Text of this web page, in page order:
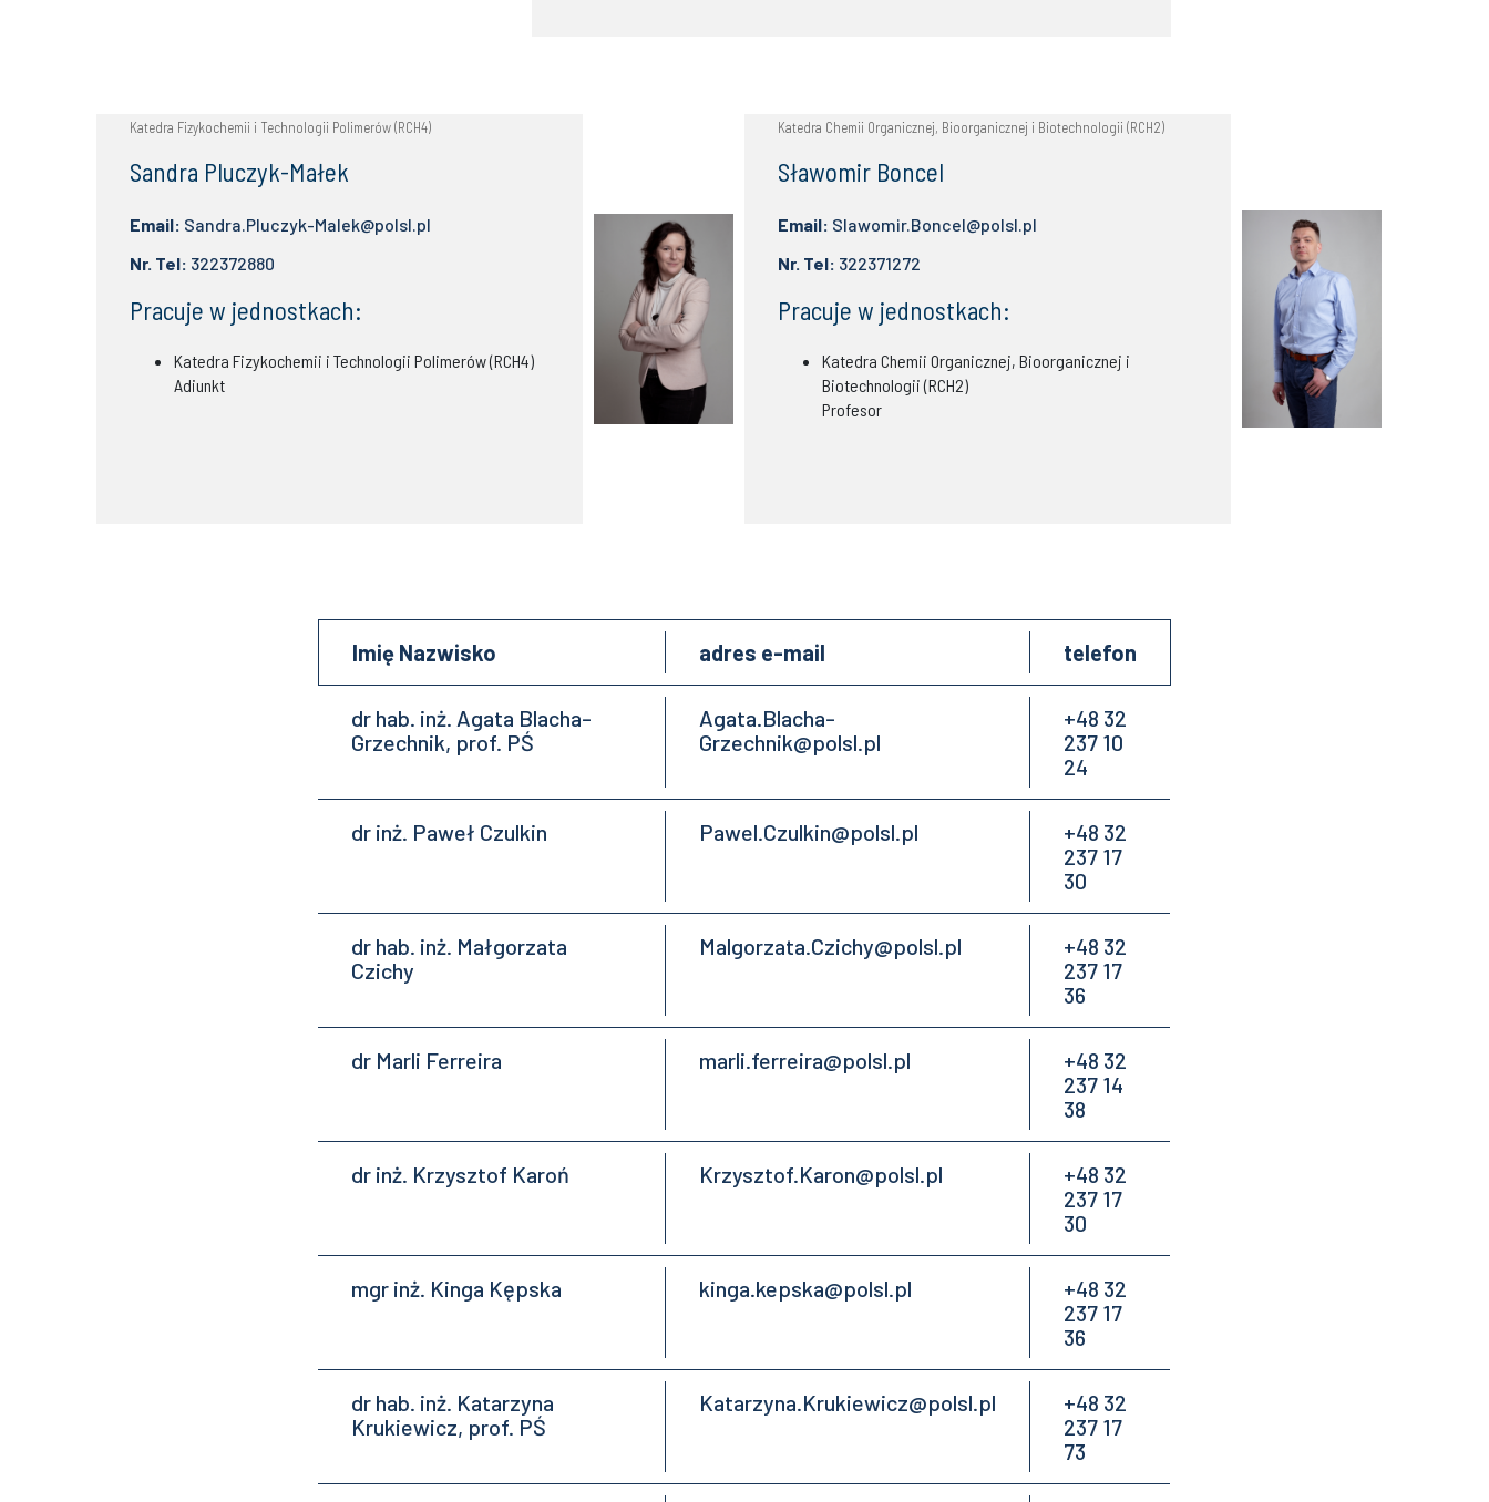
Katedra Fizykochemii i Technologii Polimerów (RCH4)
Sandra Pluczyk-Małek
Email: Sandra.Pluczyk-Malek@polsl.pl
Nr. Tel: 322372880
Pracuje w jednostkach:
Katedra Fizykochemii i Technologii Polimerów (RCH4)
Adiunkt
Katedra Chemii Organicznej, Bioorganicznej i Biotechnologii (RCH2)
Sławomir Boncel
Email: Slawomir.Boncel@polsl.pl
Nr. Tel: 322371272
Pracuje w jednostkach:
Katedra Chemii Organicznej, Bioorganicznej i
Biotechnologii (RCH2)
Profesor
Imię Nazwisko adres e-mail telefon
dr hab. inż. Agata Blacha-
Grzechnik, prof. PŚ
Agata.Blacha-
Grzechnik@polsl.pl
+48 32
237 10
24
dr inż. Paweł Czulkin Pawel.Czulkin@polsl.pl
+48 32
237 17
30
dr hab. inż. Małgorzata
Czichy
Malgorzata.Czichy@polsl.pl
+48 32
237 17
36
dr Marli Ferreira marli.ferreira@polsl.pl
+48 32
237 14
38
dr inż. Krzysztof Karoń Krzysztof.Karon@polsl.pl
+48 32
237 17
30
mgr inż. Kinga Kępska kinga.kepska@polsl.pl
+48 32
237 17
36
dr hab. inż. Katarzyna
Krukiewicz, prof. PŚ
Katarzyna.Krukiewicz@polsl.pl
+48 32
237 17
73